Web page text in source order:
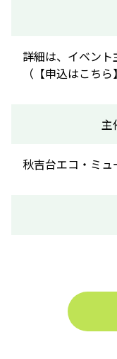
詳細は、イベント
（【申込はこち
主
秋吉台エコ・ミュ